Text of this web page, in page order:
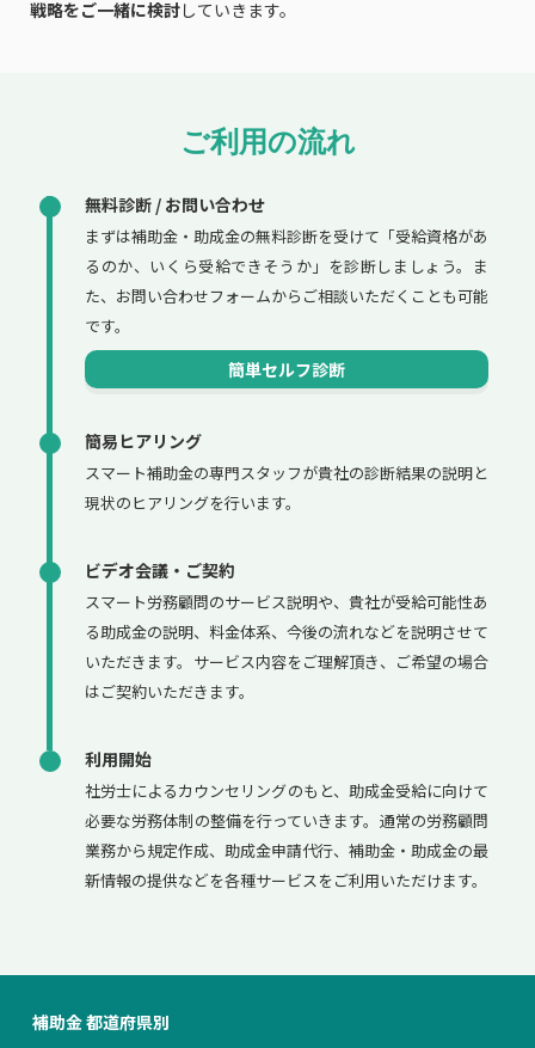
戦略をご一緒に検討していきます。
ご利用の流れ
無料診断 / お問い合わせ
まずは補助金・助成金の無料診断を受けて「受給資格があ
るのか、いくら受給できそうか」を診断しましょう。ま
た、お問い合わせフォームからご相談いただくことも可能
です。
簡単セルフ診断
簡易ヒアリング
スマート補助金の専門スタッフが貴社の診断結果の説明と
現状のヒアリングを行います。
ビデオ会議・ご契約
スマート労務顧問のサービス説明や、貴社が受給可能性あ
る助成金の説明、料金体系、今後の流れなどを説明させて
いただきます。サービス内容をご理解頂き、ご希望の場合
はご契約いただきます。
利用開始
社労士によるカウンセリングのもと、助成金受給に向けて
必要な労務体制の整備を行っていきます。通常の労務顧問
業務から規定作成、助成金申請代行、補助金・助成金の最
新情報の提供などを各種サービスをご利用いただけます。
補助金 都道府県別